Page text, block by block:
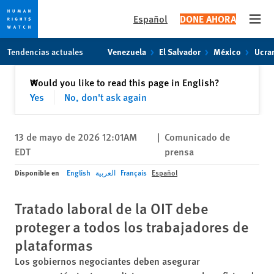
content
Español DONE AHORA
Tendencias actuales Venezuela El Salvador México
Would you like to read this page in English?
Yes
No, don't ask again
✕Cerrar
13 de mayo de 2026 12:01AM
EDT
| Comunicado de
prensa
Disponible en English العربية Français Español
Tratado laboral de la OIT debe
proteger a todos los trabajadores de
plataformas
Los gobiernos negociantes deben asegurar